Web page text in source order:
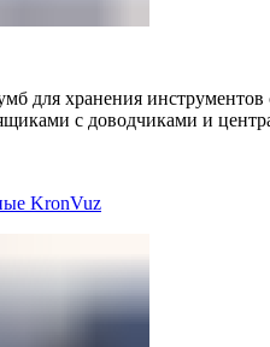
для хранения
с доводчиками и
KronVuz